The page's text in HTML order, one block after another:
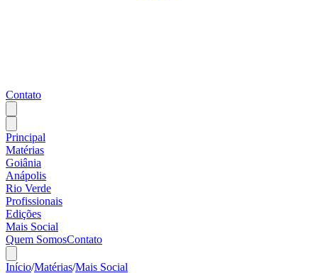
Contato
Principal
Matérias
Goiânia
Anápolis
Rio Verde
Profissionais
Edições
Mais Social
Quem SomosContato
Início/Matérias/Mais Social